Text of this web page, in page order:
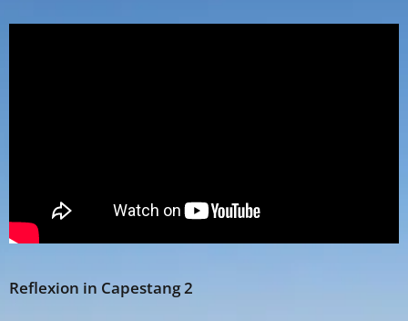
Reflexion in Capestang 2